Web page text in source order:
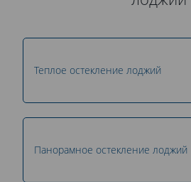
Теплое остекление лоджий
Панорамное остекление лоджий